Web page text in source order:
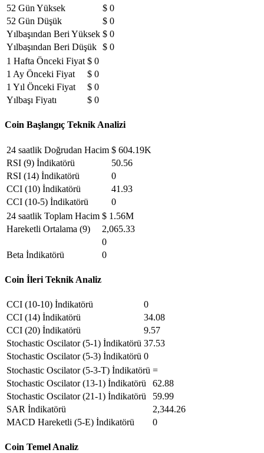
52 Gün Yüksek
$ 0
52 Gün Düşük
$ 0
Yılbaşından Beri Yüksek $ 0
Yılbaşından Beri Düşük $ 0
1 Hafta Önceki Fiyat $ 0
1 Ay Önceki Fiyat
$ 0
1 Yıl Önceki Fiyat
$ 0
Yılbaşı Fiyatı
$ 0
Coin Başlangıç Teknik Analizi
24 saatlik Doğrudan Hacim $ 604.19K
RSI (9) İndikatörü
50.56
RSI (14) İndikatörü
0
CCI (10) İndikatörü
41.93
CCI (10-5) İndikatörü
0
24 saatlik Toplam Hacim $ 1.56M
Hareketli Ortalama (9)
2,065.33
0
Beta İndikatörü
0
Coin İleri Teknik Analiz
CCI (10-10) İndikatörü
0
CCI (14) İndikatörü
34.08
CCI (20) İndikatörü
9.57
Stochastic Oscilator (5-1) İndikatörü 37.53
Stochastic Oscilator (5-3) İndikatörü 0
Stochastic Oscilator (5-3-T) İndikatörü =
Stochastic Oscilator (13-1) İndikatörü
62.88
Stochastic Oscilator (21-1) İndikatörü
59.99
SAR İndikatörü
2,344.26
MACD Hareketli (5-E) İndikatörü
0
Coin Temel Analiz